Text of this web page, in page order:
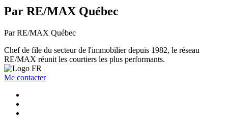
Par RE/MAX Québec
Par RE/MAX Québec
Chef de file du secteur de l'immobilier depuis 1982, le réseau
RE/MAX réunit les courtiers les plus performants.
Me contacter